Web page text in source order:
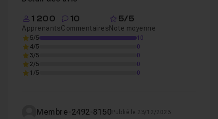
1 200
Apprenants
10
Commentaires
5/5
Note moyenne
5/5
10
4/5
0
3/5
0
2/5
0
1/5
0
Membre-2492-8150Publié le 23/12/2023